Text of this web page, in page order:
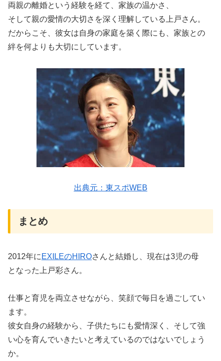
両親の離婚という経験を経て、家族の温かさ、
そして親の愛情の大切さを深く理解している上戸さん。
だからこそ、彼女は自身の家庭を築く際にも、家族との
絆を何よりも大切にしています。
出典元：東スポWEB
まとめ
2012年に EXILEのHIROさんと結婚し、現在は3児の母
となった上戸彩さん。
仕事と育児を両立させながら、笑顔で毎日を過ごしてい
ます。
彼女自身の経験から、子供たちにも愛情深く、そして強
い心を育んでいきたいと考えているのではないでしょう
か。